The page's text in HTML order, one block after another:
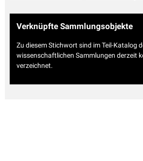
Verknüpfte Sammlungsobjekte
Zu diesem Stichwort sind im Teil-Katalog
wissenschaftlichen Sammlungen derzeit
verzeichnet.